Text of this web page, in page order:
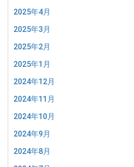
2025年4月
2025年3月
2025年2月
2025年1月
2024年12月
2024年11月
2024年10月
2024年9月
2024年8月